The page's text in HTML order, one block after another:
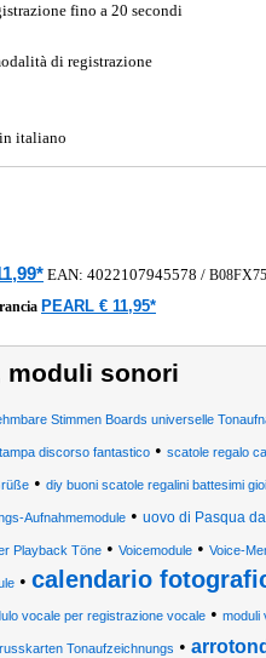
fino a 20 secondi
di registrazione
italiano
EAN: 4022107945578 /
PEARL € 11,95*
moduli sonori
Stimmen Boards universelle
discorso fantastico • scatole regalo
• diy buoni scatole regalini battesimi
Aufnahmemodule• uovo di Pasqua
Playback Töne • Voicemodule • Voice-
• calendario
vocale per registrazione vocale• moduli
Tonaufzeichnungs •